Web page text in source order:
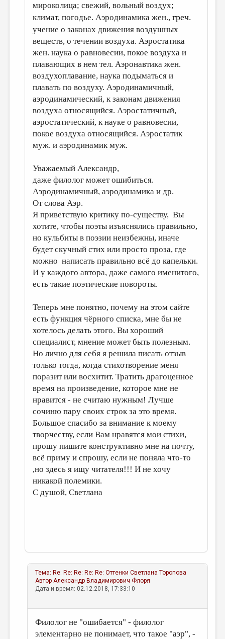
мироколица; свежий, вольный воздух;
климат, погодье. Аэродинамика жен.,греч.
учение о законах движения воздушных
веществ, о течении воздуха. Аэростатика
жен. наука о равновесии, покое воздуха и
плавающих в нем тел. Аэронавтика жен.
воздухоплавание, наука подыматься и
плавать по воздуху. Аэродинамичный,
аэродинамический, к законам движения
воздуха относящийся. Аэростатичный,
аэростатический, к науке о равновесии,
покое воздуха относящийся. Аэростатик
муж. и аэродинамик муж.
Уважаемый Александр,
даже филолог может ошибиться.
Аэродинамичный, аэродинамика и др.
От слова Аэр.
Я приветствую критику по-существу, Вы
хотите, чтобы поэты изъяснялись правильно,
но кульбиты в поэзии неизбежны, иначе
будет скучный стих или просто проза, где
можно написать правильно всё до капельки.
И у каждого автора, даже самого именитого,
есть такие поэтические повороты.
Теперь мне понятно, почему на этом сайте
есть функция чёрного списка, мне бы не
хотелось делать этого. Вы хороший
специалист, мнение может быть полезным.
Но лично для себя я решила писать отзыв
только тогда, когда стихотворение меня
поразит или восхитит. Тратить драгоценное
время на произведение, которое мне не
нравится - не считаю нужным! Лучше
сочиню пару своих строк за это время.
Большое спасибо за внимание к моему
творчеству, если Вам нравятся мои стихи,
прошу пишите конструктивно мне на почту,
всё приму и спрошу, если не поняла что-то
,но здесь я ищу читателя!!! И не хочу
никакой полемики.
С душой, Светлана
Тема: Re: Re: Re: Re: Re: Оттенки Светлана Торопова
АвторАлександр Владимирович Флоря
Дата и время: 02.12.2018, 17:33:10
Филолог не "ошибается" - филолог
элементарно не понимает, что такое "аэр", -